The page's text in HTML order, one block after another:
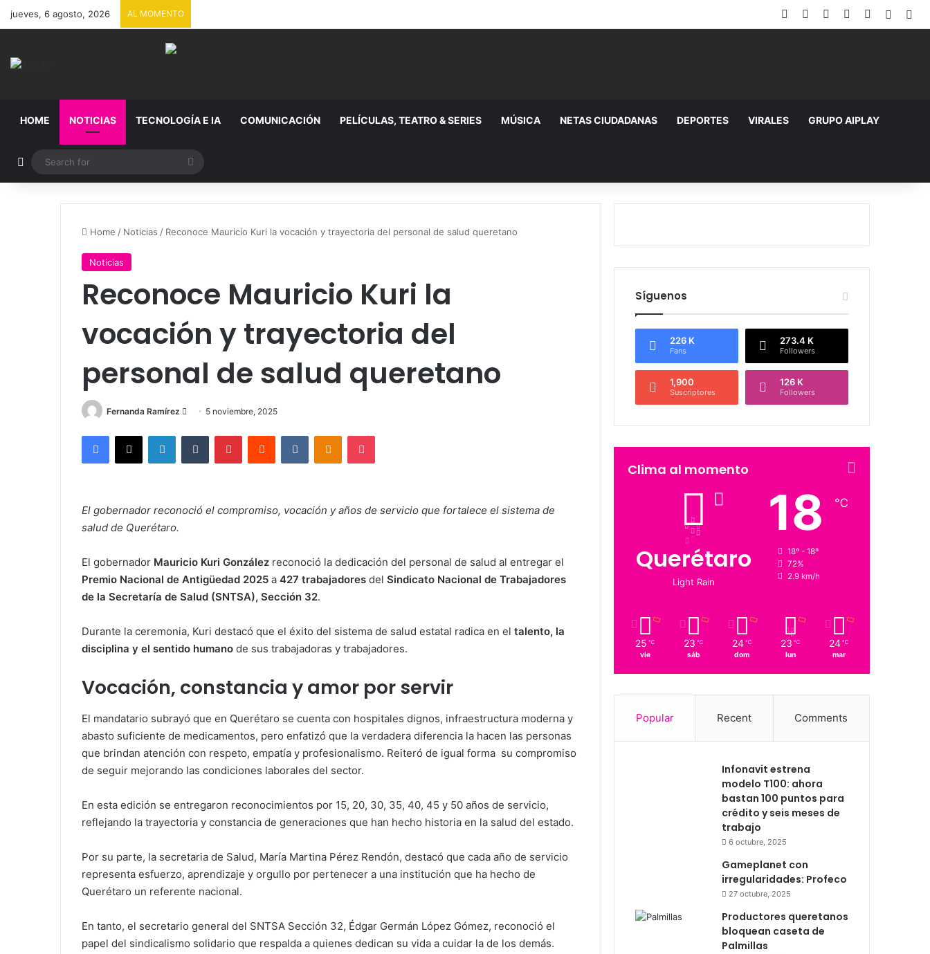
jueves, 6 agosto, 2026 AL MOMENTO Facebook YouTubeInstagram
TikTok
HOME NOTICIAS TECNOLOGÍA E IA COMUNICACIÓN PELÍCULAS, TEATRO & SERIES MÚSICA NETAS CIUDADANAS DEPORTES VIRALES GRUPO AIPLAY
Random Article
Search
for
Home / Noticias / Reconoce Mauricio Kuri la vocación y trayectoria del personal de salud queretano
Noticias
Reconoce Mauricio Kuri la
vocación y trayectoria del
personal de salud queretano
Fernanda Ramírez
Send
email
5 noviembre, 2025
Facebook
X LinkedInTumblr PinterestReddit VKontakteOdnoklassniki
Pocket
El gobernador reconoció el compromiso, vocación y años de servicio que fortalece el sistema de
salud de Querétaro.
El gobernador Mauricio Kuri González reconoció la dedicación del personal de salud al entregar el
Premio Nacional de Antigüedad 2025 a 427 trabajadores del Sindicato Nacional de Trabajadores
de la Secretaría de Salud (SNTSA), Sección 32.
Durante la ceremonia, Kuri destacó que el éxito del sistema de salud estatal radica en el talento, la
disciplina y el sentido humano de sus trabajadoras y trabajadores.
Vocación, constancia y amor por servir
El mandatario subrayó que en Querétaro se cuenta con hospitales dignos, infraestructura moderna y
abasto suficiente de medicamentos, pero enfatizó que la verdadera diferencia la hacen las personas
que brindan atención con respeto, empatía y profesionalismo. Reiteró de igual forma su compromiso
de seguir mejorando las condiciones laborales del sector.
En esta edición se entregaron reconocimientos por 15, 20, 30, 35, 40, 45 y 50 años de servicio,
reflejando la trayectoria y constancia de generaciones que han hecho historia en la salud del estado.
Por su parte, la secretaria de Salud, María Martina Pérez Rendón, destacó que cada año de servicio
representa esfuerzo, aprendizaje y orgullo por pertenecer a una institución que ha hecho de
Querétaro un referente nacional.
En tanto, el secretario general del SNTSA Sección 32, Édgar Germán López Gómez, reconoció el
papel del sindicalismo solidario que respalda a quienes dedican su vida a cuidar la de los demás.
Síguenos
226 K
Fans
273.4 K
Followers
1,900
Suscriptores
126 K
Followers
Clima al momento
Querétaro
Light Rain
18 ℃
18º - 18º
72%
2.9 km/h
25 ℃
vie
23 ℃
sáb
24 ℃
dom
23 ℃
lun
24 ℃
mar
Popular Recent Comments
Infonavit estrena
modelo T100: ahora
bastan 100 puntos para
crédito y seis meses de
trabajo
6 octubre, 2025
Gameplanet con
irregularidades: Profeco
27 octubre, 2025
Productores queretanos
bloquean caseta de
Palmillas